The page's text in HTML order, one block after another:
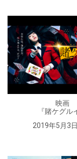
映画
『賭ケグル
2019年5月3